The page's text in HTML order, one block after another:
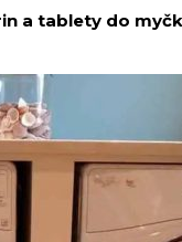
a tablety do